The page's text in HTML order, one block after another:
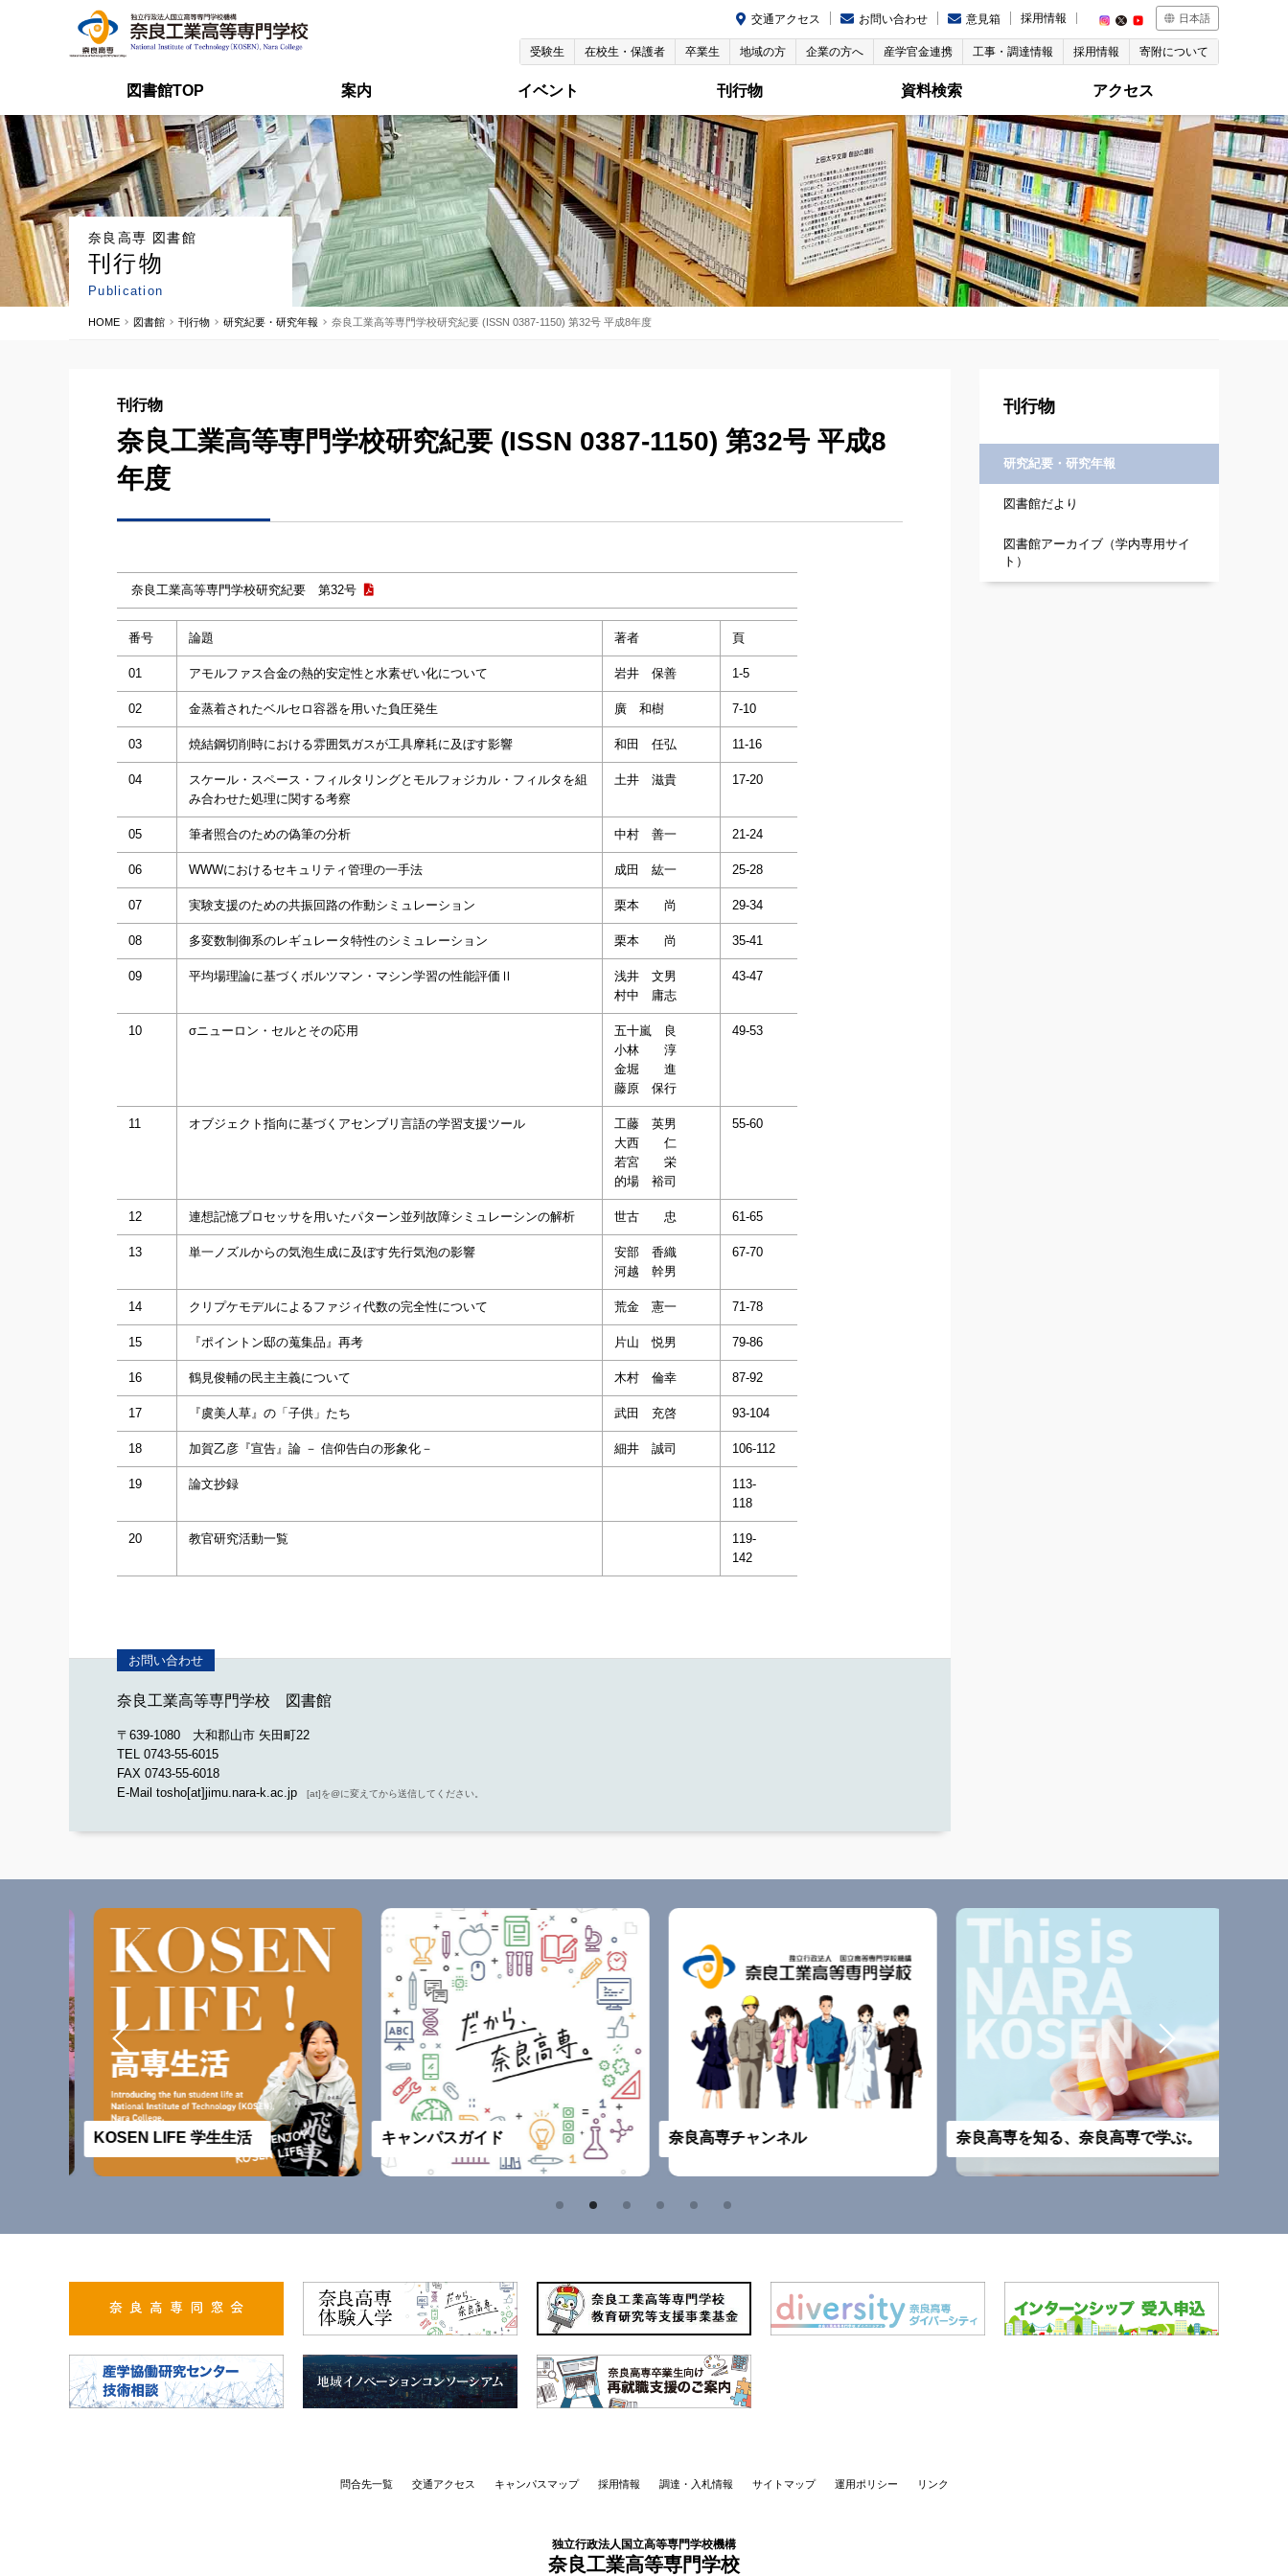
交通アクセス お問い合わせ 意見箱 採用情報 日本語
受験生 在校生・保護者 卒業生 地域の方 企業の方へ 産学官金連携 工事・調達情報 採用情報 寄附について
図書館TOP 案内 イベント 刊行物 資料検索 アクセス
奈良高専 図書館
刊行物
Publication
HOME 図書館 刊行物 研究紀要・研究年報 奈良工業高等専門学校研究紀要 (ISSN 0387-1150) 第32号 平成8年度
刊行物
奈良工業高等専門学校研究紀要 (ISSN 0387-1150) 第32号 平成8
年度
奈良工業高等専門学校研究紀要 第32号
番号 論題 著者 頁
01 アモルファス合金の熱的安定性と水素ぜい化について 岩井 保善 1-5
02 金蒸着されたベルセロ容器を用いた負圧発生 廣 和樹 7-10
03 焼結鋼切削時における雰囲気ガスが工具摩耗に及ぼす影響 和田 任弘 11-16
04
スケール・スペース・フィルタリングとモルフォジカル・フィルタを組
み合わせた処理に関する考察
土井 滋貴 17-20
05 筆者照合のための偽筆の分析 中村 善一 21-24
06 WWWにおけるセキュリティ管理の一手法 成田 紘一 25-28
07 実験支援のための共振回路の作動シミュレーション 栗本 尚 29-34
08 多変数制御系のレギュレータ特性のシミュレーション 栗本 尚 35-41
09 平均場理論に基づくボルツマン・マシン学習の性能評価Ⅱ
浅井 文男
村中 庸志
43-47
10 σニューロン・セルとその応用
五十嵐 良
小林 淳
金堀 進
藤原 保行
49-53
11 オブジェクト指向に基づくアセンブリ言語の学習支援ツール
工藤 英男
大西 仁
若宮 栄
的場 裕司
55-60
12 連想記憶プロセッサを用いたパターン並列故障シミュレーシンの解析 世古 忠 61-65
13 単一ノズルからの気泡生成に及ぼす先行気泡の影響
安部 香織
河越 幹男
67-70
14 クリプケモデルによるファジィ代数の完全性について 荒金 憲一 71-78
15 『ポイントン邸の蒐集品』再考 片山 悦男 79-86
16 鶴見俊輔の民主主義について 木村 倫幸 87-92
17 『虞美人草』の「子供」たち 武田 充啓 93-104
18 加賀乙彦『宣告』論 － 信仰告白の形象化－ 細井 誠司 106-112
19 論文抄録
113-
118
20 教官研究活動一覧
119-
142
奈良工業高等専門学校 図書館
〒639-1080 大和郡山市 矢田町22
TEL 0743-55-6015
FAX 0743-55-6018
E-Mail tosho[at]jimu.nara-k.ac.jp
[at]を@に変えてから送信してください。
刊行物
研究紀要・研究年報
図書館だより
図書館アーカイブ（学内専用サイ
ト）
KOSEN LIFE 学生生活 キャンパスガイド 奈良高専チャンネル 奈良高専を知る、奈良高専で学ぶ。
問合先一覧 交通アクセス キャンパスマップ 採用情報 調達・入札情報 サイトマップ 運用ポリシー リンク
独立行政法人国立高等専門学校機構
奈良工業高等専門学校